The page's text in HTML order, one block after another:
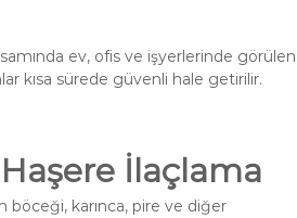
ev, ofis ve işyerlerinde görülen
kısa sürede güvenli hale getirilir.
İlaçlama
karınca, pire ve diğer